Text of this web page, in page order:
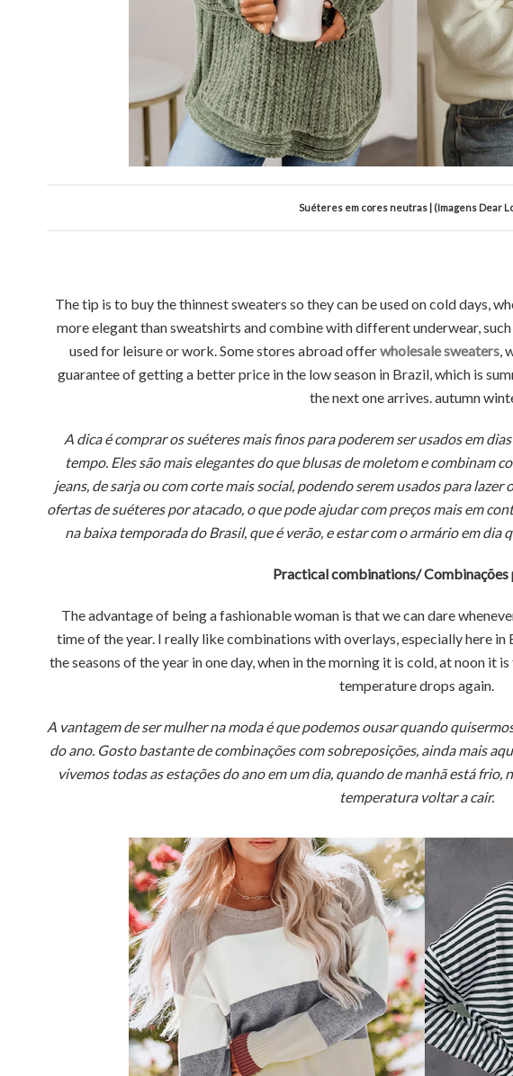
Suéteres em cores neutras | (Imagens Dear
The tip is to buy the thinnest sweaters so they can be used on cold days,
more elegant than sweatshirts and combine with different underwear,
used for leisure or work. Some stores abroad offerwholesale sweaters,
guarantee of getting a better price in the low season in Brazil, which is
the next one arrives. autumn
A dica é comprar os suéteres mais finos para poderem ser usados em
tempo. Eles são mais elegantes do que blusas de moletom e combinam
jeans, de sarja ou com corte mais social, podendo serem usados para
ofertas de suéteres por atacado, o que pode ajudar com preços mais em
na baixa temporada do Brasil, que é verão, e estar com o armário em
Practical combinations/ Combinações
The advantage of being a fashionable woman is that we can dare
time of the year. I really like combinations with overlays, especially here in
the seasons of the year in one day, when in the morning it is cold, at noon it
temperature drops again.
A vantagem de ser mulher na moda é que podemos ousar quando
do ano. Gosto bastante de combinações com sobreposições, ainda mais
vivemos todas as estações do ano em um dia, quando de manhã está frio,
temperatura voltar a cair.